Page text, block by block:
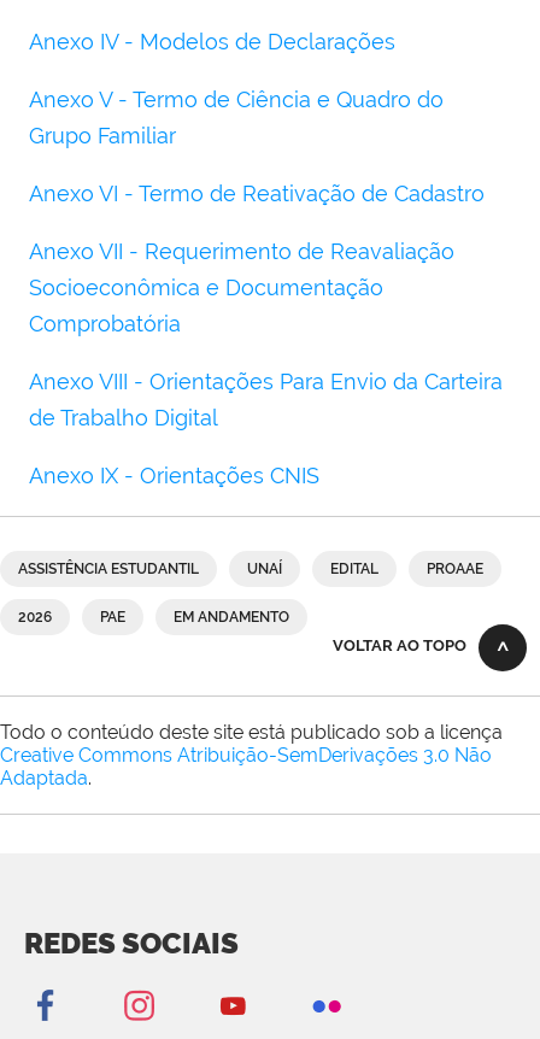
Anexo IV - Modelos de Declarações
Anexo V - Termo de Ciência e Quadro do
Grupo Familiar
Anexo VI - Termo de Reativação de Cadastro
Anexo VII - Requerimento de Reavaliação
Socioeconômica e Documentação
Comprobatória
Anexo VIII - Orientações Para Envio da Carteira
de Trabalho Digital
Anexo IX - Orientações CNIS
ASSISTÊNCIA ESTUDANTIL UNAÍ EDITAL PROAAE
2026 PAE EM ANDAMENTO
VOLTAR AO TOPO
Todo o conteúdo deste site está publicado sob a licença
Creative Commons Atribuição-SemDerivações 3.0 Não
Adaptada.
REDES SOCIAIS